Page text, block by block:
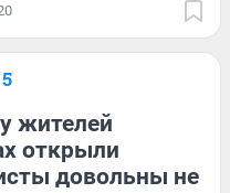
жителей
открыли
довольны не